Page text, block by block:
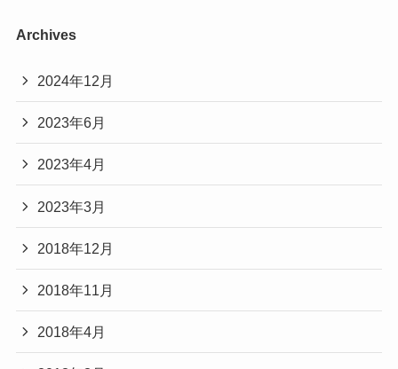
Archives
2024年12月
2023年6月
2023年4月
2023年3月
2018年12月
2018年11月
2018年4月